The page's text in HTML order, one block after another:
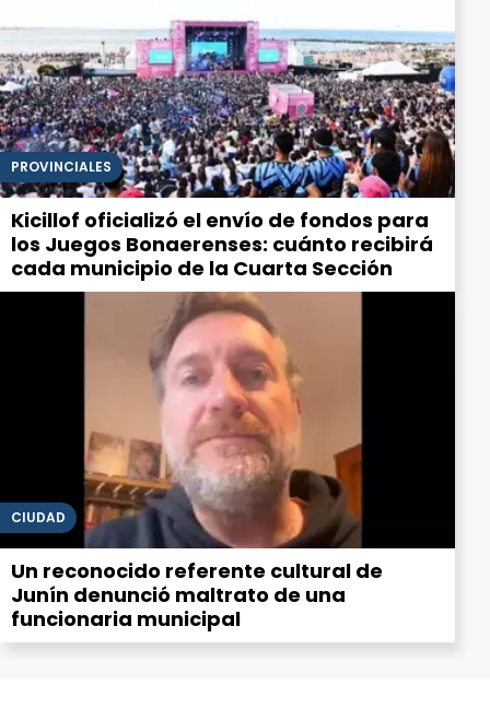
PROVINCIALES
Kicillof oficializó el envío de fondos para
los Juegos Bonaerenses: cuánto recibirá
cada municipio de la Cuarta Sección
CIUDAD
Un reconocido referente cultural de
Junín denunció maltrato de una
funcionaria municipal